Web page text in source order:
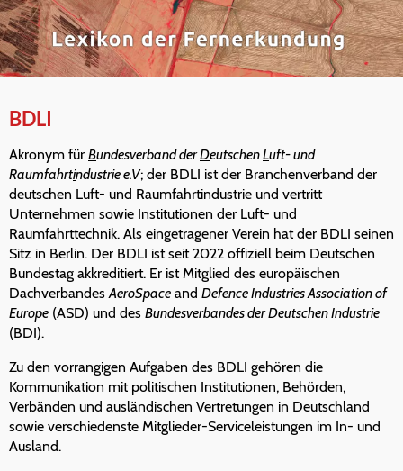
BDLI
Akronym für Bundesverband derDeutschenLuft- und
Raumfahrtindustrie e.V; der BDLI ist der Branchenverband der
deutschen Luft- und Raumfahrtindustrie und vertritt
Unternehmen sowie Institutionen der Luft- und
Raumfahrttechnik. Als eingetragener Verein hat der BDLI seinen
Sitz in Berlin. Der BDLI ist seit 2022 offiziell beim Deutschen
Bundestag akkreditiert. Er ist Mitglied des europäischen
DachverbandesAeroSpace and Defence Industries Association of
Europe (ASD) und des Bundesverbandes der Deutschen Industrie
(BDI).
Zu den vorrangigen Aufgaben des BDLI gehören die
Kommunikation mit politischen Institutionen, Behörden,
Verbänden und ausländischen Vertretungen in Deutschland
sowie verschiedenste Mitglieder-Serviceleistungen im In- und
Ausland.